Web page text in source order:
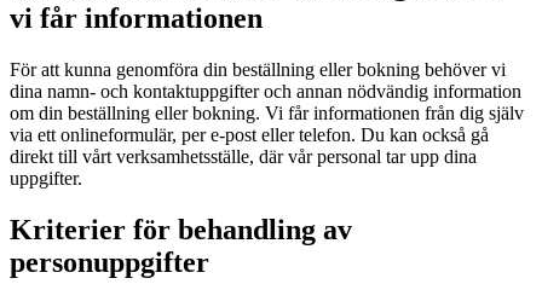
vi får informationen
För att kunna genomföra din beställning eller bokning behöver vi
dina namn- och kontaktuppgifter och annan nödvändig information
om din beställning eller bokning. Vi får informationen från dig själv
via ett onlineformulär, per e-post eller telefon. Du kan också gå
direkt till vårt verksamhetsställe, där vår personal tar upp dina
uppgifter.
Kriterier för behandling av
personuppgifter